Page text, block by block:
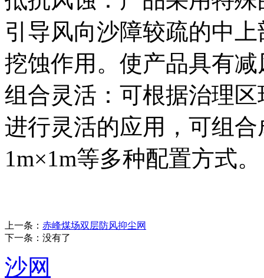
引导风向沙障较疏的中
挖蚀作用。使产品具有
组合灵活：可根据治理
进行灵活的应用，可组合
1m×1m等多种配置方式。
上一条： 赤峰煤场双层防风抑尘网
下一条：没有了
沙网